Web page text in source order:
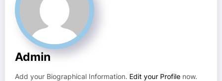
Admin
Add your Biographical Information. Edit your Profile now.